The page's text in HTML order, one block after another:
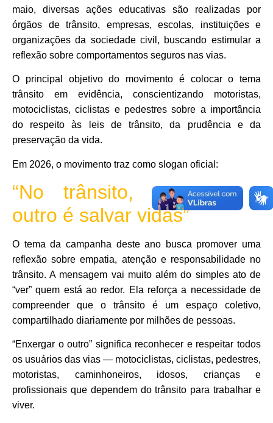
maio, diversas ações educativas são realizadas por
órgãos de trânsito, empresas, escolas, instituições e
organizações da sociedade civil, buscando estimular a
reflexão sobre comportamentos seguros nas vias.
O principal objetivo do movimento é colocar o tema
trânsito em evidência, conscientizando motoristas,
motociclistas, ciclistas e pedestres sobre a importância
do respeito às leis de trânsito, da prudência e da
preservação da vida.
Em 2026, o movimento traz como slogan oficial:
“No trânsito, enxergar o
outro é salvar vidas”
O tema da campanha deste ano busca promover uma
reflexão sobre empatia, atenção e responsabilidade no
trânsito. A mensagem vai muito além do simples ato de
“ver” quem está ao redor. Ela reforça a necessidade de
compreender que o trânsito é um espaço coletivo,
compartilhado diariamente por milhões de pessoas.
“Enxergar o outro” significa reconhecer e respeitar todos
os usuários das vias — motociclistas, ciclistas, pedestres,
motoristas, caminhoneiros, idosos, crianças e
profissionais que dependem do trânsito para trabalhar e
viver.